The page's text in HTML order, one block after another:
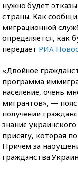
нужно будет
страны. Как
миграционной
определяется, как
передает РИА
«Двойное
программа
население, очень
мигрантов», —
получении
знание
присягу, которая
Причем за
гражданства